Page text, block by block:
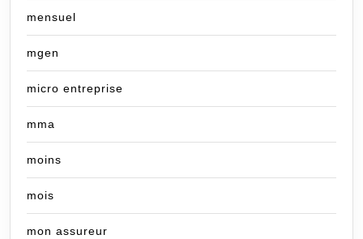
mensuel
mgen
micro entreprise
mma
moins
mois
mon assureur